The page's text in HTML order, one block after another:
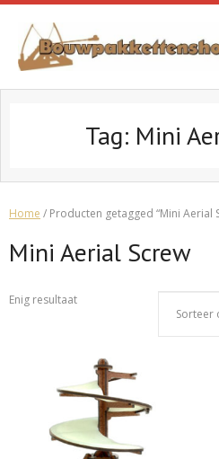
Skip
content
Tag: Mini
Home / Producten getagged “Mini Aerial
Mini Aerial Screw
Enig resultaat